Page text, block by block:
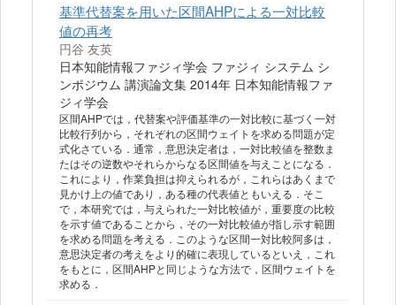
基準代替案を用いた区間AHPによる一対比較
値の再考
円谷 友英
日本知能情報ファジィ学会 ファジィ システム シ
ンポジウム 講演論文集 2014年 日本知能情報ファ
ジィ学会
区間AHPでは，代替案や評価基準の一対比較に基づく一対
比較行列から，それぞれの区間ウェイトを求める問題が定
式化さている．通常，意思決定者は，一対比較値を整数ま
たはその逆数やそれらからなる区間値を与えことになる．
これにより，作業負担は抑えられるが，これらはあくまで
見かけ上の値であり，ある種の代表値ともいえる．そこ
で，本研究では，与えられた一対比較値が，重要度の比較
を示す値であることから，その一対比較値が指し示す範囲
を求める問題を考える．このような区間一対比較阿多は，
意思決定者の考えをより的確に表現しているといえ，これ
をもとに，区間AHPと同じような方法で，区間ウェイトを
求める．